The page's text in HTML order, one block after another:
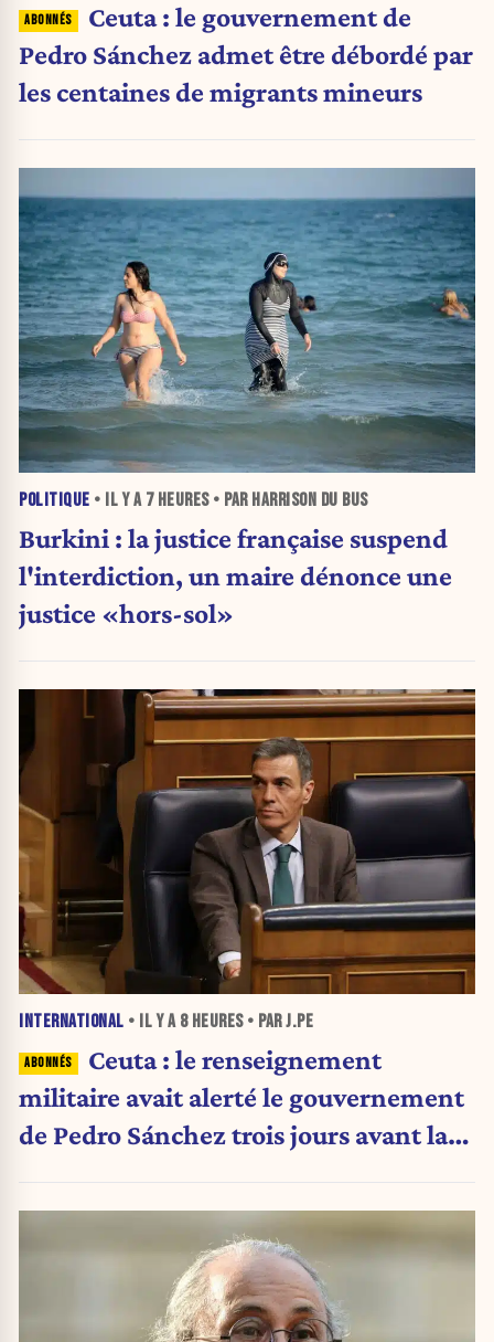
Ceuta : le gouvernement de
Pedro Sánchez admet être débordé par
les centaines de migrants mineurs
POLITIQUE • IL Y A 7 HEURES• PAR HARRISON DU BUS
Burkini : la justice française suspend
l'interdiction, un maire dénonce une
justice «hors-sol»
INTERNATIONAL • IL Y A 8 HEURES• PAR J.PE
Ceuta : le renseignement
militaire avait alerté le gouvernement
de Pedro Sánchez trois jours avant la